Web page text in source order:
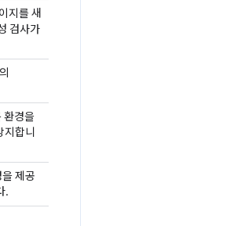
지를 새
검사가
환경을
지합니
제공
.